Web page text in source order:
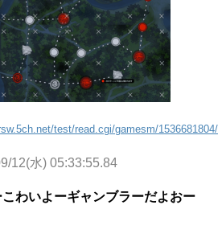
test/read.cgi/gamesm/1536681804/
12(水) 05:33:55.84
わいよーギャンブラーだよおー